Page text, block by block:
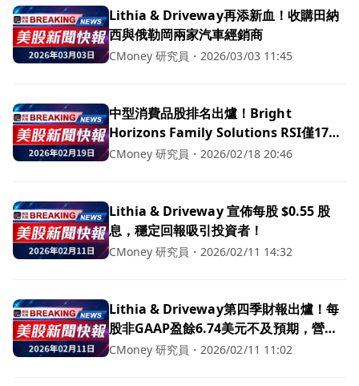
Lithia & Driveway再添新血！收購田納
西與俄勒岡兩家汽車經銷商
CMoney 研究員 ・ 2026/03/03 11:45
中型消費品股排名出爐！Bright
Horizons Family Solutions RSI僅17，
投資者該如何應對？
CMoney 研究員 ・ 2026/02/18 20:46
Lithia & Driveway 宣佈每股 $0.55 股
息，穩定回報吸引投資者！
CMoney 研究員 ・ 2026/02/11 14:32
Lithia & Driveway第四季財報出爐！每
股非GAAP盈餘6.74美元不及預期，營收
92億美元略勝一籌
CMoney 研究員 ・ 2026/02/11 11:02